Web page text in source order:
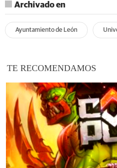
Archivado en
Ayuntamiento de León
TE RECOMENDAMOS